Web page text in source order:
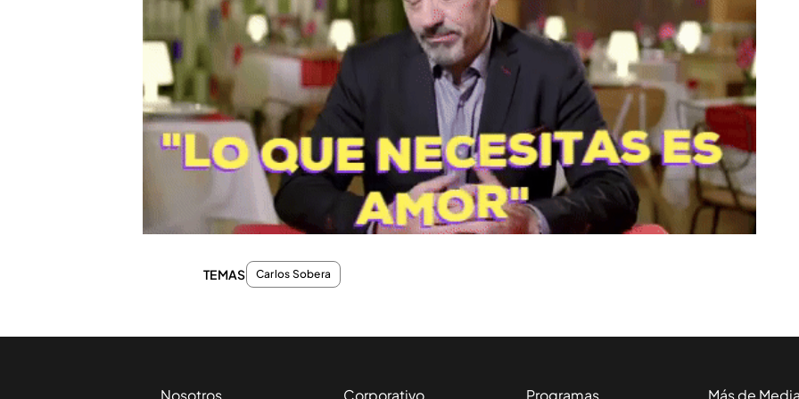
TEMAS Carlos Sobera
Nosotros Corporativo Programas Más de